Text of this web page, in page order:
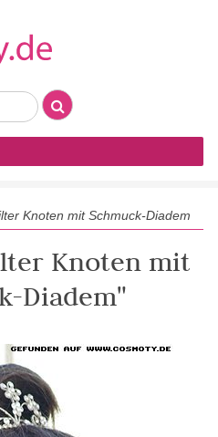
Knoten mit Schmuck-Diadem
Knoten mit
Diadem"